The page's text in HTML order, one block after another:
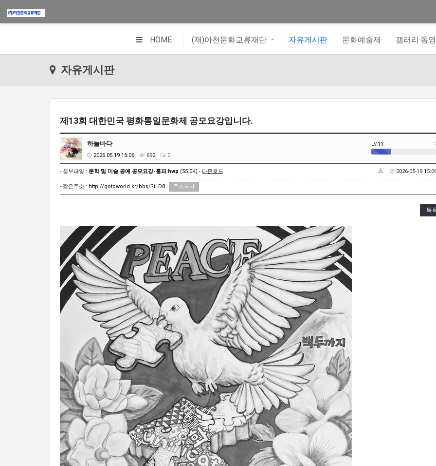
HOME (재)아천문화교류재단 자유게시판 문화예술제 갤러리·동
자유게시판
제13회 대한민국 평화통일문화제 공모요강입니다.
하늘바다
2026.05.19 15:06 692 0
LV.11
- 첨부파일 : 문학 및 미술 공예 공모요강-홈피.hwp (55.0K) - 다운로드 2026-05-19
- 짧은주소 : http://gotoworld.kr/bbs/?t=D8 주소복사
목